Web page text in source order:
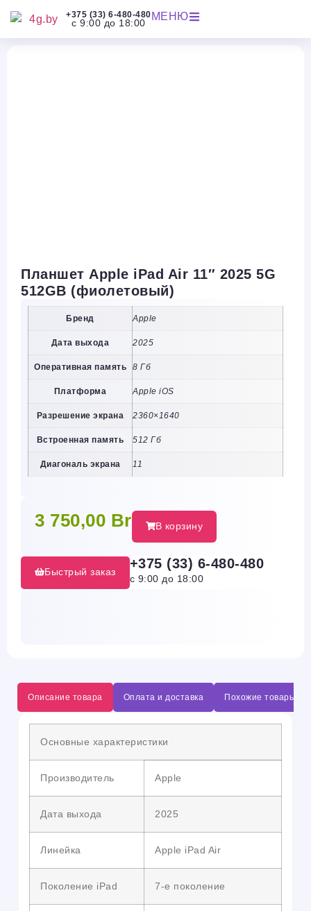
+375 (33) 6-480-480
с 9:00 до 18:00
МЕНЮ
Планшет Apple iPad Air 11″ 2025 5G
512GB (фиолетовый)
Бренд Apple
Дата выхода 2025
Оперативная память 8 Гб
Платформа Apple iOS
Разрешение экрана 2360×1640
Встроенная память 512 Гб
Диагональ экрана 11
3 750,00 Br В корзину
Быстрый заказ
+375 (33) 6-480-480
с 9:00 до 18:00
Описание товара Оплата и доставка Похожие товары
Основные характеристики
Производитель Apple
Дата выхода 2025
Линейка Apple iPad Air
Поколение iPad 7-е поколение